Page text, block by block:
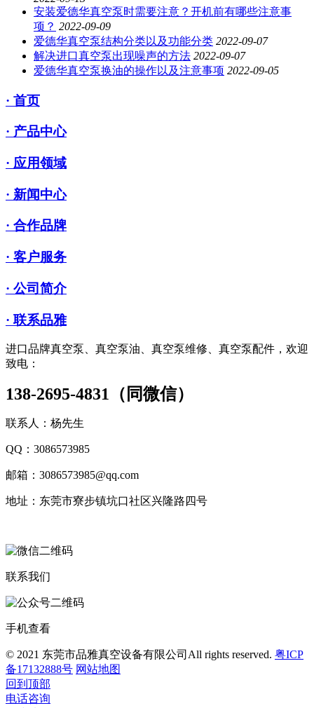
安装爱德华真空泵时需要注意？开机前有哪些注意事
项？ 2022-09-09
爱德华真空泵结构分类以及功能分类 2022-09-07
解决进口真空泵出现噪声的方法 2022-09-07
爱德华真空泵换油的操作以及注意事项 2022-09-05
· 首页
· 产品中心
· 应用领域
· 新闻中心
· 合作品牌
· 客户服务
· 公司简介
· 联系品雅
进口品牌真空泵、真空泵油、真空泵维修、真空泵配件，欢迎
致电：
138-2695-4831（同微信）
联系人：杨先生
QQ：3086573985
邮箱：3086573985@qq.com
地址：东莞市寮步镇坑口社区兴隆路四号
联系我们
手机查看
© 2021 东莞市品雅真空设备有限公司All rights reserved. 粤ICP
备17132888号 网站地图
回到顶部
电话咨询